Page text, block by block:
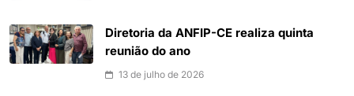
Diretoria da ANFIP-CE realiza quinta
reunião do ano
13 de julho de 2026